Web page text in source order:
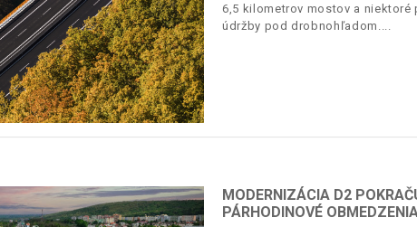
6,5 kilometrov mostov a niektoré
údržby pod drobnohľadom.
MODERNIZÁCIA D2
PÁRHODINOVÉ